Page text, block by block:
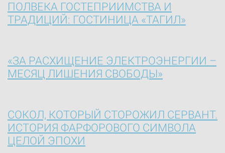
ПОЛВЕКА ГОСТЕПРИИМСТВА И
ТРАДИЦИЙ: ГОСТИНИЦА «ТАГИЛ»
«ЗА РАСХИЩЕНИЕ ЭЛЕКТРОЭНЕРГИИ –
МЕСЯЦ ЛИШЕНИЯ СВОБОДЫ»
СОКОЛ, КОТОРЫЙ СТОРОЖИЛ СЕРВАНТ.
ИСТОРИЯ ФАРФОРОВОГО СИМВОЛА
ЦЕЛОЙ ЭПОХИ